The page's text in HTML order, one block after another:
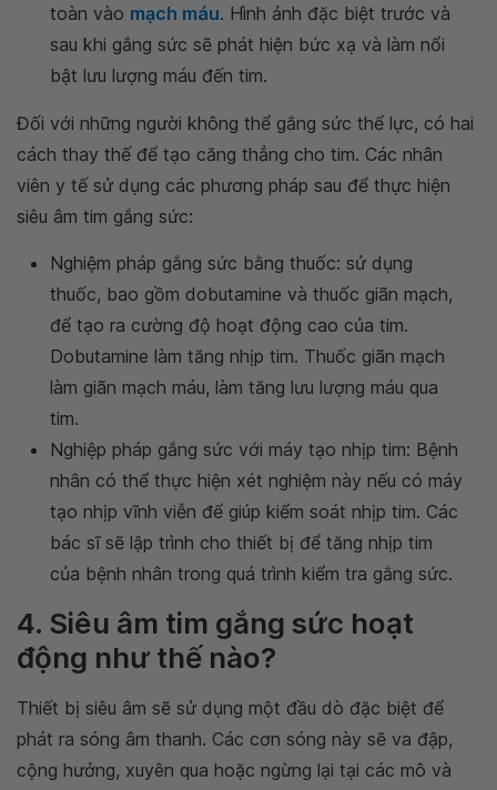
toàn vào mạch máu. Hình ảnh đặc biệt trước và
sau khi gắng sức sẽ phát hiện bức xạ và làm nổi
bật lưu lượng máu đến tim.
Đối với những người không thể gắng sức thể lực, có hai
cách thay thế để tạo căng thẳng cho tim. Các nhân
viên y tế sử dụng các phương pháp sau để thực hiện
siêu âm tim gắng sức:
Nghiệm pháp gắng sức bằng thuốc: sử dụng
thuốc, bao gồm dobutamine và thuốc giãn mạch,
để tạo ra cường độ hoạt động cao của tim.
Dobutamine làm tăng nhịp tim. Thuốc giãn mạch
làm giãn mạch máu, làm tăng lưu lượng máu qua
tim.
Nghiệp pháp gắng sức với máy tạo nhịp tim: Bệnh
nhân có thể thực hiện xét nghiệm này nếu có máy
tạo nhịp vĩnh viễn để giúp kiểm soát nhịp tim. Các
bác sĩ sẽ lập trình cho thiết bị để tăng nhịp tim
của bệnh nhân trong quá trình kiểm tra gắng sức.
4. Siêu âm tim gắng sức hoạt
động như thế nào?
Thiết bị siêu âm sẽ sử dụng một đầu dò đặc biệt để
phát ra sóng âm thanh. Các cơn sóng này sẽ va đập,
cộng hưởng, xuyên qua hoặc ngừng lại tại các mô và